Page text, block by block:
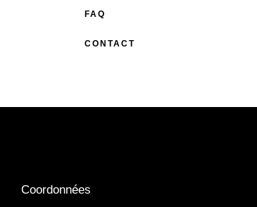
FAQ
CONTACT
Coordonnées